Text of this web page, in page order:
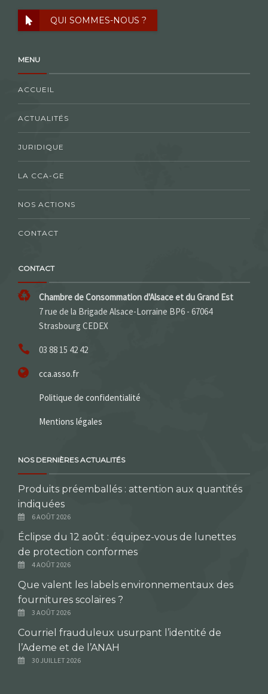
QUI SOMMES-NOUS ?
MENU
ACCUEIL
ACTUALITÉS
JURIDIQUE
LA CCA-GE
NOS ACTIONS
CONTACT
CONTACT
Chambre de Consommation d'Alsace et du Grand Est
7 rue de la Brigade Alsace-Lorraine BP6 - 67064
Strasbourg CEDEX
03 88 15 42 42
cca.asso.fr
Politique de confidentialité
Mentions légales
NOS DERNIÈRES ACTUALITÉS
Produits préemballés : attention aux quantités
indiquées
6 AOÛT 2026
Éclipse du 12 août : équipez-vous de lunettes
de protection conformes
4 AOÛT 2026
Que valent les labels environnementaux des
fournitures scolaires ?
3 AOÛT 2026
Courriel frauduleux usurpant l’identité de
l’Ademe et de l’ANAH
30 JUILLET 2026